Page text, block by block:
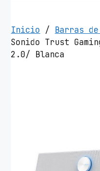
Inicio / Barras
Sonido Trust
2.0/ Blanca